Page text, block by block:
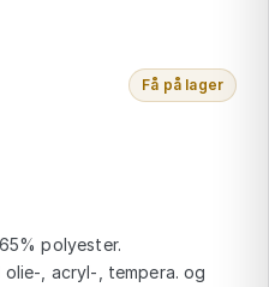
Få på lager
polyester.
, acryl-, tempera. og